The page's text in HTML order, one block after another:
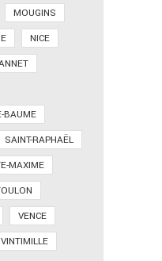
MOUGINS
NICE
BAUME
SAINT-RAPHAËL
MAXIME
VENCE
VINTIMILLE